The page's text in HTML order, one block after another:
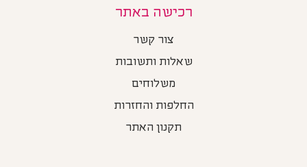
רכישה באתר
צור קשר
שאלות ותשובות
משלוחים
החלפות והחזרות
תקנון האתר